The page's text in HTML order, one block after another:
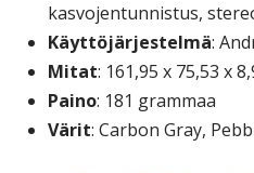
kasvojentunnistus,
Käyttöjärjestelmä:
Mitat: 161,95 x 75,53 x
Paino: 181 grammaa
Värit: Carbon Gray,